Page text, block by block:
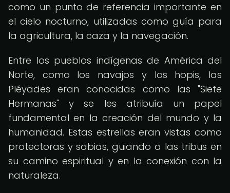
como un punto de referencia importante en
el cielo nocturno, utilizadas como guía para
la agricultura, la caza y la navegación.
Entre los pueblos indígenas de América del
Norte, como los navajos y los hopis, las
Pléyades eran conocidas como las "Siete
Hermanas" y se les atribuía un papel
fundamental en la creación del mundo y la
humanidad. Estas estrellas eran vistas como
protectoras y sabias, guiando a las tribus en
su camino espiritual y en la conexión con la
naturaleza.